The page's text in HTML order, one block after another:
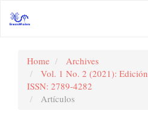
Navigation
Sidebar
Home
Archives
Vol. 1 No. 2 (2021):
ISSN: 2789-4282
Artículos